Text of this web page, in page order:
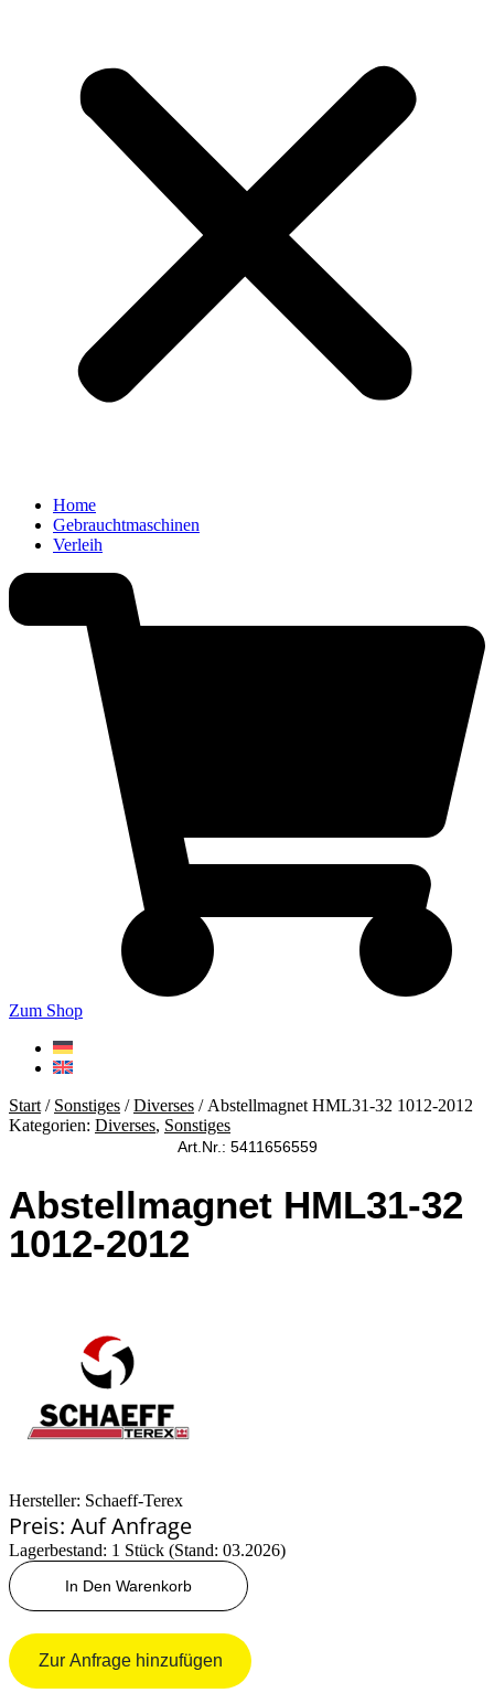
Home
Gebrauchtmaschinen
Verleih
Zum Shop
Start / Sonstiges /Diverses / Abstellmagnet HML31-32 1012-2012
Kategorien: Diverses, Sonstiges
Art.Nr.: 5411656559
Abstellmagnet HML31-32
1012-2012
Hersteller: Schaeff-Terex
Preis: Auf Anfrage
Lagerbestand: 1 Stück (Stand: 03.2026)
Abstellmagnet
HML31-
32
2012
Menge
In Den Warenkorb
Zur Anfrage hinzufügen